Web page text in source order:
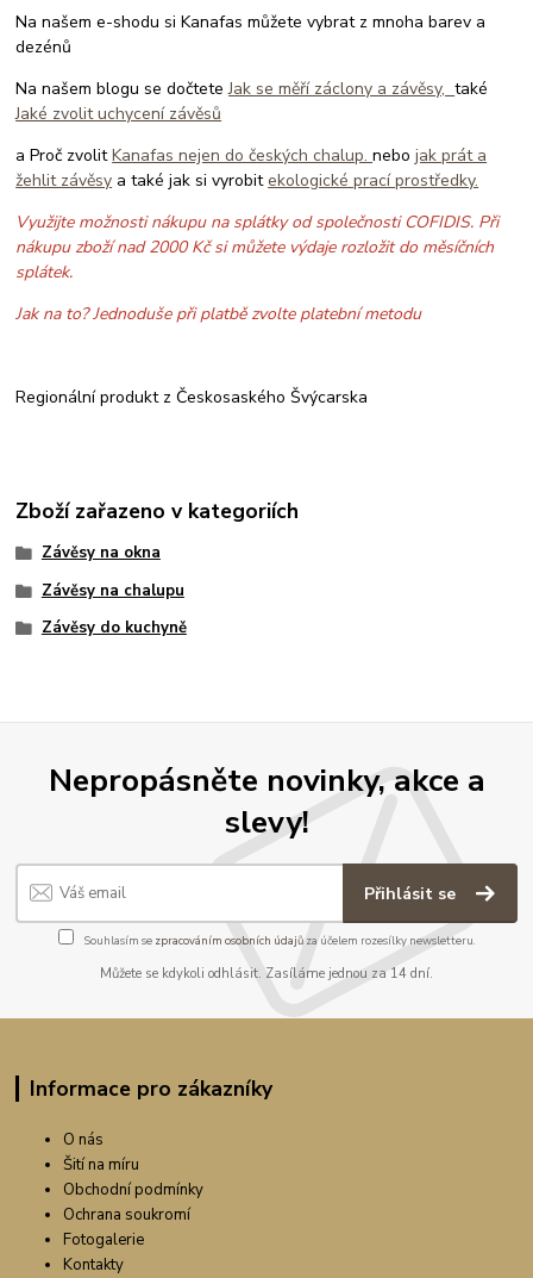
Na našem e-shodu si Kanafas můžete vybrat z mnoha barev a
dezénů
Na našem blogu se dočteteJak se měří záclony a závěsy,také
Jaké zvolit uchycení závěsů
a Proč zvolitKanafas nejen do českých chalup.nebojak prát a
žehlit závěsy a také jak si vyrobitekologické prací prostředky.
Využijte možnosti nákupu na splátky od společnosti COFIDIS. Při
nákupu zboží nad 2000 Kč si můžete výdaje rozložit do měsíčních
splátek.
Jak na to? Jednoduše při platbě zvolte platební metodu
Regionální produkt z Českosaského Švýcarska
Zboží zařazeno v kategoriích
Závěsy na okna
Závěsy na chalupu
Závěsy do kuchyně
Nepropásněte novinky, akce a
slevy!
Přihlásit se
Souhlasím se zpracováním osobních údajůza účelem rozesílky newsletteru.
Můžete se kdykoli odhlásit. Zasíláme jednou za 14 dní.
Informace pro zákazníky
O nás
Šití na míru
Obchodní podmínky
Ochrana soukromí
Fotogalerie
Kontakty